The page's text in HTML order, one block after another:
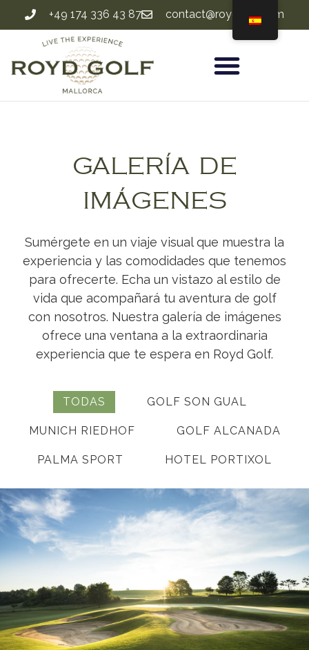
+49 174 336 43 87 contact@roydgolf.com
GALERÍA DE
IMÁGENES
Sumérgete en un viaje visual que muestra la
experiencia y las comodidades que tenemos
para ofrecerte. Echa un vistazo al estilo de
vida que acompañará tu aventura de golf
con nosotros. Nuestra galería de imágenes
ofrece una ventana a la extraordinaria
experiencia que te espera en Royd Golf.
TODAS GOLF SON GUAL
MUNICH RIEDHOF GOLF ALCANADA
PALMA SPORT HOTEL PORTIXOL